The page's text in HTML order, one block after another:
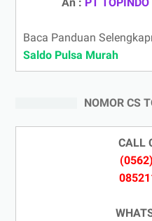
An : PT
Baca Panduan
Saldo Pulsa Murah
NOMOR CS
CALL